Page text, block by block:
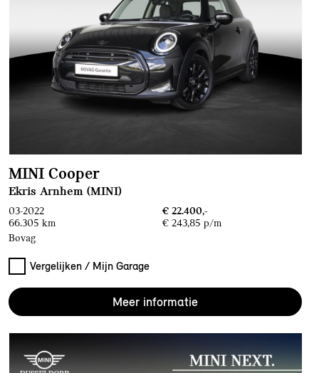
MINI Cooper
Ekris Arnhem (MINI)
03-2022
€ 22.400,-
66.305 km
€ 243,85 p/m
Bovag
Vergelijken / Mijn Garage
Meer informatie